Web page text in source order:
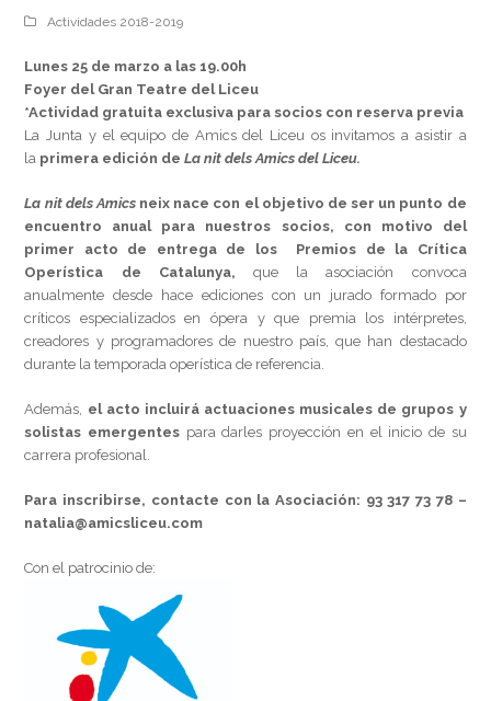
Actividades 2018-2019
Lunes 25 de marzo a las 19.00h
Foyer del Gran Teatre del Liceu
*Actividad gratuita exclusiva para socios con reserva previa
La Junta y el equipo de Amics del Liceu os invitamos a asistir a
la primera edición deLa nit dels Amics del Liceu.
La nit dels Amicsneix nace con el objetivo de ser un punto de
encuentro anual para nuestros socios, con motivo del
primer acto de entrega de los Premios de la Crítica
Operística de Catalunya, que la asociación convoca
anualmente desde hace ediciones con un jurado formado por
críticos especializados en ópera y que premia los intérpretes,
creadores y programadores de nuestro país, que han destacado
durante la temporada operística de referencia.
Además, el acto incluirá actuaciones musicales de grupos y
solistas emergentes para darles proyección en el inicio de su
carrera profesional.
Para inscribirse, contacte con la Asociación: 93 317 73 78 –
natalia@amicsliceu.com
Con el patrocinio de: